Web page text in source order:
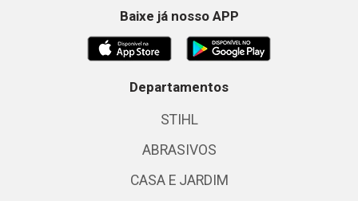
Baixe já nosso APP
Departamentos
STIHL
ABRASIVOS
CASA E JARDIM